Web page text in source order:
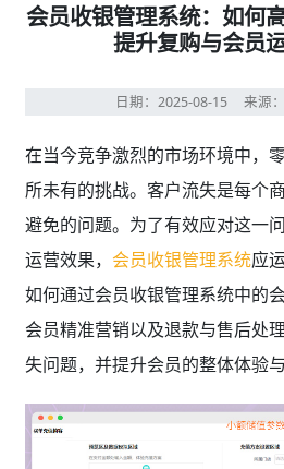
会员收银管理系统：如何
提升复购与会员
日期：2025-08-15 来源
在当今竞争激烈的市场环境中，
所未有的挑战。客户流失是每个
避免的问题。为了有效应对这一
运营效果， 会员收银管理系统应
如何通过会员收银管理系统中的
会员精准营销以及退款与售后处
失问题，并提升会员的整体体验与